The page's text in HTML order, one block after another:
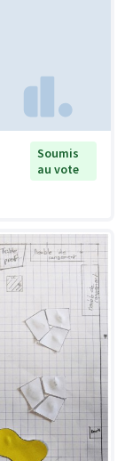
Soumis
au vote